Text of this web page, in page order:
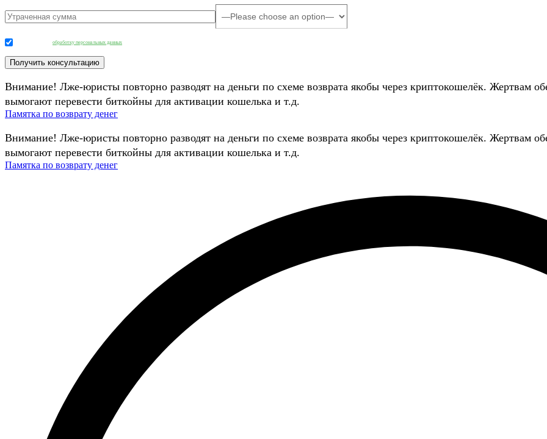
обработку персональных данных
Внимание! Лже-юристы повторно разводят на деньги по схеме возврата якобы через криптокошелёк.
вымогают перевести биткойны для активации кошелька и т.д.
Памятка по возврату денег
Внимание! Лже-юристы повторно разводят на деньги по схеме возврата якобы через криптокошелёк.
вымогают перевести биткойны для активации кошелька и т.д.
Памятка по возврату денег